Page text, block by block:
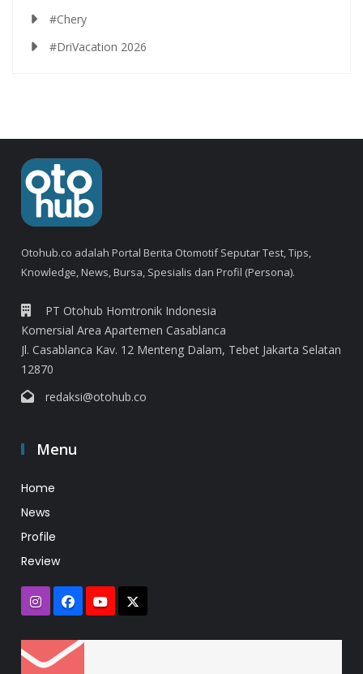
#Chery
#DriVacation 2026
Otohub.co adalah Portal Berita Otomotif Seputar Test, Tips,
Knowledge, News, Bursa, Spesialis dan Profil (Persona).
PT Otohub Homtronik Indonesia
Komersial Area Apartemen Casablanca
Jl. Casablanca Kav. 12 Menteng Dalam, Tebet Jakarta Selatan
12870
redaksi@otohub.co
Menu
Home
News
Profile
Review